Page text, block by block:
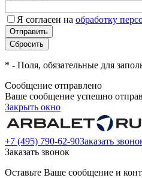
Я согласен на обработку
* - Поля, обязательные для
Сообщение отправлено
Ваше сообщение успешно
Закрыть окно
+7 (495) 790-62-90Заказать
Заказать звонок
Оставьте Ваше сообщение и